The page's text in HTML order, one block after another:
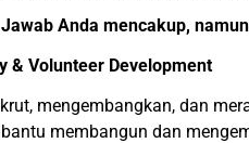
Anda mencakup,
& Volunteer Development
mengembangkan, dan
membangun dan